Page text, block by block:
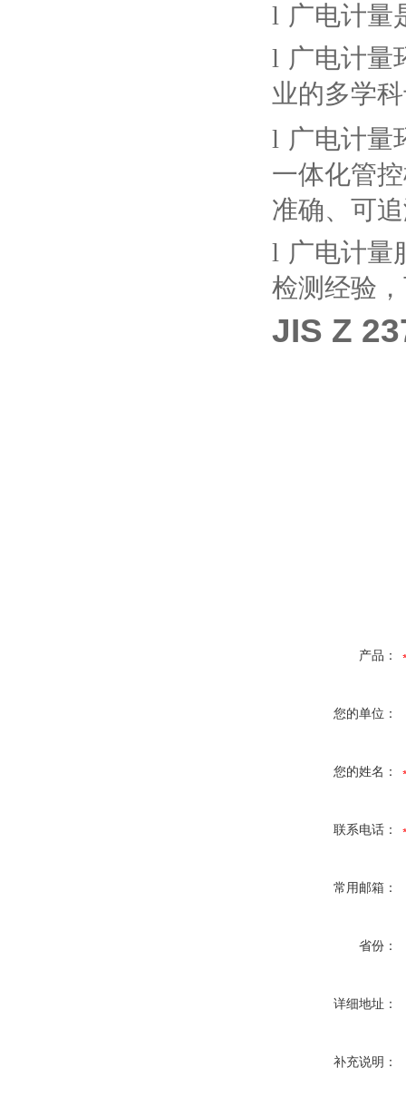
l 广电计量
l 广电计量
业的多学
l 广电计量
一体化管
准确、可
l 广电计量
检测经验
JIS Z
产品：
您的单位：
您的姓名：
联系电话：
常用邮箱：
省份：
详细地址：
补充说明：